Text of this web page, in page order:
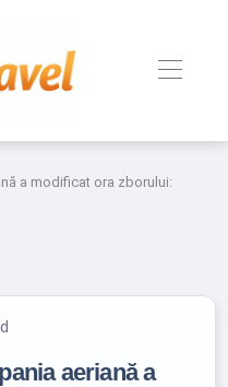
a modificat ora zborului:
aeriană a